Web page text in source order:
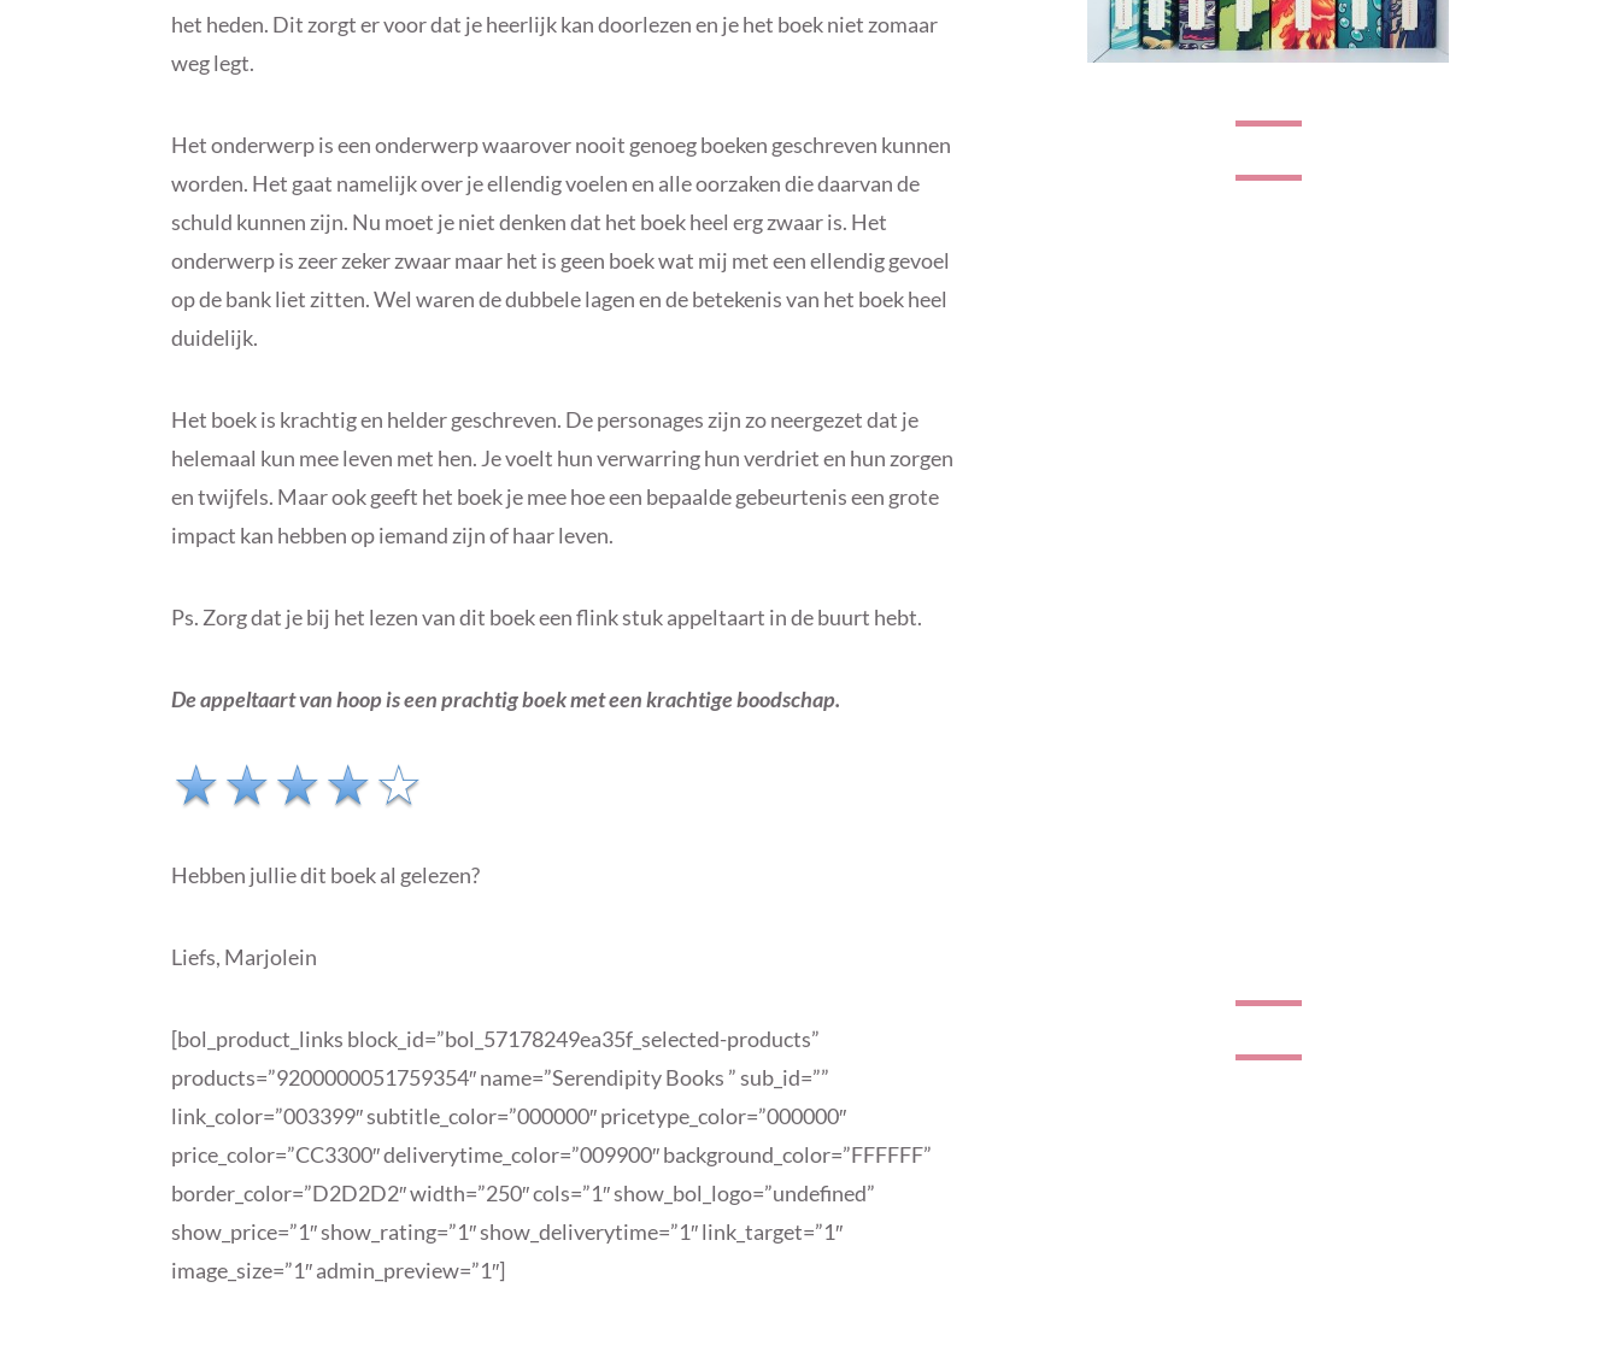
het heden. Dit zorgt er voor dat je heerlijk kan doorlezen en je het boek niet zomaar
weg legt.
Het onderwerp is een onderwerp waarover nooit genoeg boeken geschreven kunnen
worden. Het gaat namelijk over je ellendig voelen en alle oorzaken die daarvan de
schuld kunnen zijn. Nu moet je niet denken dat het boek heel erg zwaar is. Het
onderwerp is zeer zeker zwaar maar het is geen boek wat mij met een ellendig gevoel
op de bank liet zitten. Wel waren de dubbele lagen en de betekenis van het boek heel
duidelijk.
Het boek is krachtig en helder geschreven. De personages zijn zo neergezet dat je
helemaal kun mee leven met hen. Je voelt hun verwarring hun verdriet en hun zorgen
en twijfels. Maar ook geeft het boek je mee hoe een bepaalde gebeurtenis een grote
impact kan hebben op iemand zijn of haar leven.
Ps. Zorg dat je bij het lezen van dit boek een flink stuk appeltaart in de buurt hebt.
De appeltaart van hoop is een prachtig boek met een krachtige boodschap.
Hebben jullie dit boek al gelezen?
Liefs, Marjolein
[bol_product_links block_id=”bol_57178249ea35f_selected-products”
products=”9200000051759354″ name=”Serendipity Books ” sub_id=””
link_color=”003399″ subtitle_color=”000000″ pricetype_color=”000000″
price_color=”CC3300″ deliverytime_color=”009900″ background_color=”FFFFFF”
border_color=”D2D2D2″ width=”250″ cols=”1″ show_bol_logo=”undefined”
show_price=”1″ show_rating=”1″ show_deliverytime=”1″ link_target=”1″
image_size=”1″ admin_preview=”1″]